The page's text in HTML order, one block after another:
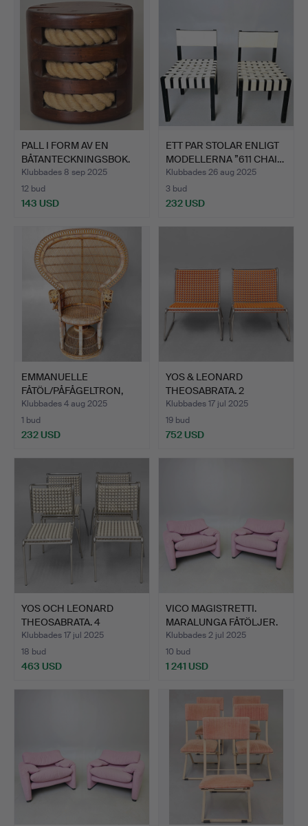
PALL I FORM AV EN
BÅTANTECKNINGSBOK.
Klubbades 8 sep 2025
12 bud
143 USD
ETT PAR STOLAR ENLIGT
MODELLERNA ”611 CHAI…
Klubbades 26 aug 2025
3 bud
232 USD
EMMANUELLE
FÅTÖL/PÅFÅGELTRON,
ROTTING, 60-…
Klubbades 4 aug 2025
1 bud
232 USD
YOS & LEONARD
THEOSABRATA. 2
ORANGE FÅTÖLJ…
Klubbades 17 jul 2025
19 bud
752 USD
YOS OCH LEONARD
THEOSABRATA. 4
URSPRUNGSSE…
Klubbades 17 jul 2025
18 bud
463 USD
VICO MAGISTRETTI.
MARALUNGA FÅTÖLJER.
C. 1…
Klubbades 2 jul 2025
10 bud
1 241 USD